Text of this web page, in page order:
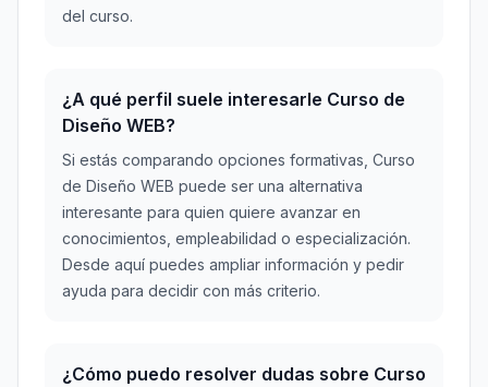
del curso.
¿A qué perfil suele interesarle Curso de
Diseño WEB?
Si estás comparando opciones formativas, Curso
de Diseño WEB puede ser una alternativa
interesante para quien quiere avanzar en
conocimientos, empleabilidad o especialización.
Desde aquí puedes ampliar información y pedir
ayuda para decidir con más criterio.
¿Cómo puedo resolver dudas sobre Curso